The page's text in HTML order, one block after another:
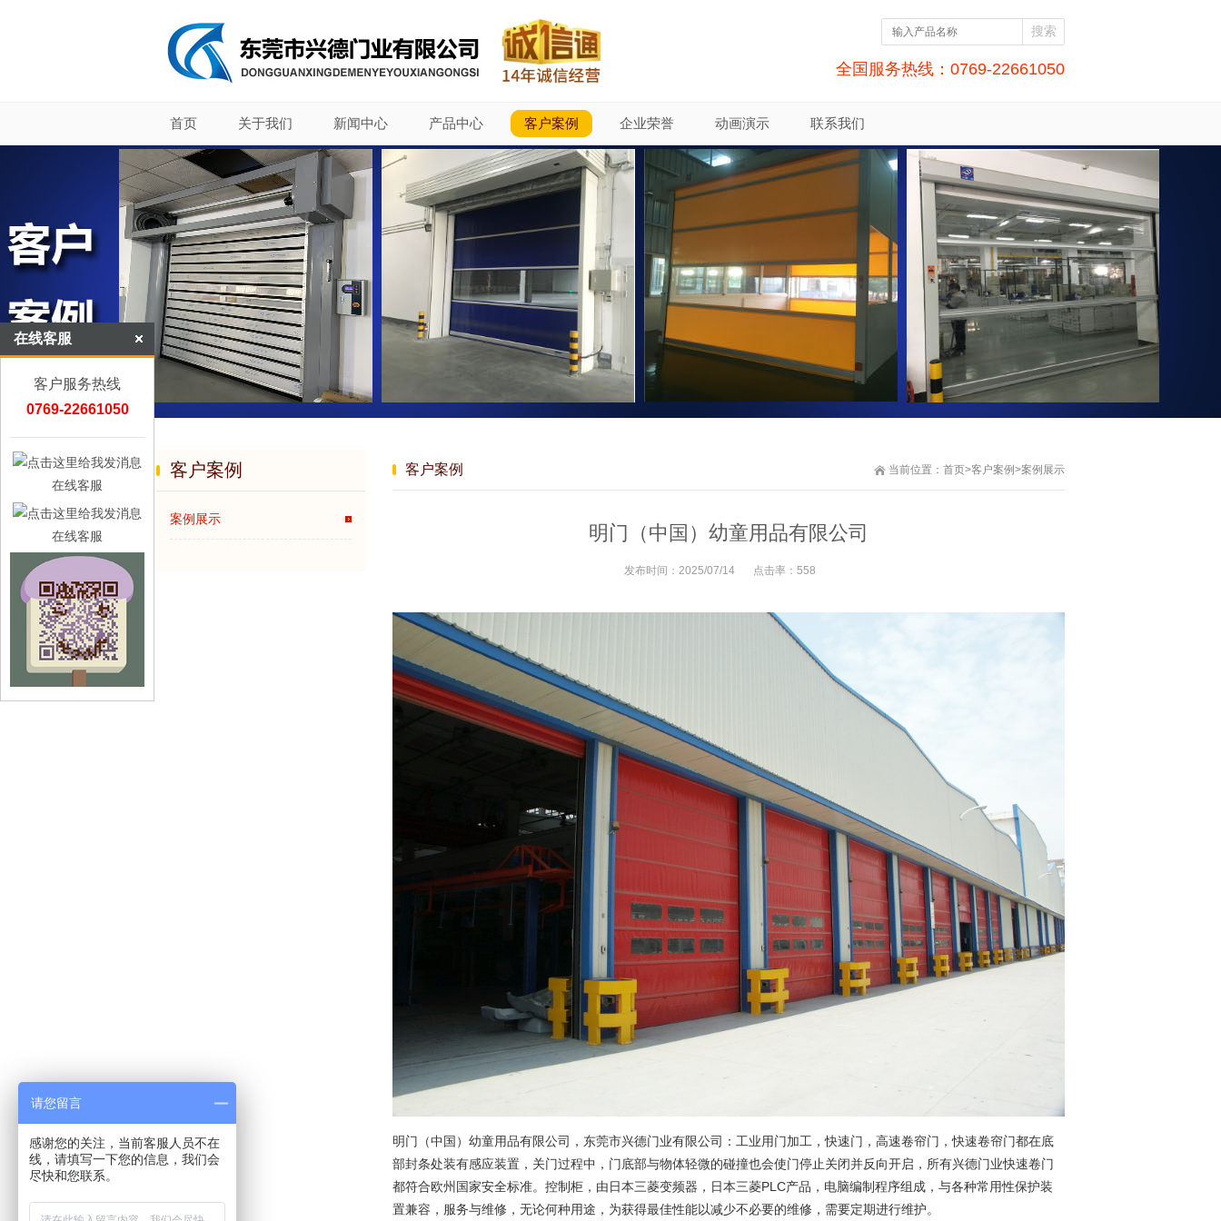
全国服务热线：0769-22661050
首页 关于我们 新闻中心 产品中心 客户案例 企业荣誉 动画演示 联系我们
当前位置： 首页>客户案例>案例展示
客户案例
明门（中国）幼童用品有限公司
发布时间： 2025/07/14 点击率： 558
明门（中国）幼童用品有限公司， 东莞市兴德门业有限公司：工业用门加工，快速门，高速卷帘门，快速卷帘门都在底
部封条处装有感应装置，关门过程中，门底部与物体轻微的碰撞也会使门停止关闭并反向开启，所有兴德门业快速卷门
都符合欧州国家安全标准。控制柜，由日本三菱变频器，日本三菱PLC产品，电脑编制程序组成，与各种常用性保护装
置兼容，服务与维修，无论何种用途，为获得最佳性能以减少不必要的维修，需要定期进行维护。
客户案例
案例展示
在线客服
客户服务热线
0769-22661050
在线客服
在线客服
请您留言
感谢您的关注，当前客服人员不在
线，请填写一下您的信息，我们会
尽快和您联系。